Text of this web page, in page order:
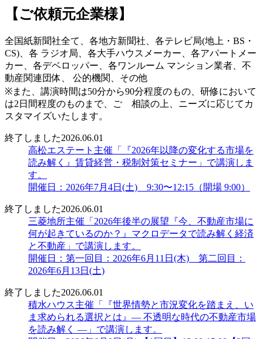
【ご依頼元企業様】
全国紙新聞社全て、各地方新聞社、各テレビ局(地上・BS・
CS)、各 ラジオ局、各大手ハウスメーカー、各アパートメー
カー、各デベロッパー、各ワンルーム マンション業者、不
動産関連団体、 公的機関、その他
※また、講演時間は50分から90分程度のもの、研修において
は2日間程度のものまで、ご゙相談の上、ニーズに応じてカ
スタマイズいたします。
終了しました2026.06.01
高松エステート主催「『2026年以降の変化する市場を
読み解く』賃貸経営・税制対策セミナー」で講演しま
す。
開催日：2026年7月4日(土) 9:30〜12:15（開場 9:00）
終了しました2026.06.01
三菱地所主催「2026年後半の展望『今、不動産市場に
何が起きているのか？』マクロデータで読み解く経済
と不動産」で講演します。
開催日：第一回目：2026年6月11日(木) 第二回目：
2026年6月13日(土)
終了しました2026.06.01
積水ハウス主催「『世界情勢と市況変化を踏まえ、い
ま求められる選択とは』― 不透明な時代の不動産市場
を読み解く ―」で講演します。